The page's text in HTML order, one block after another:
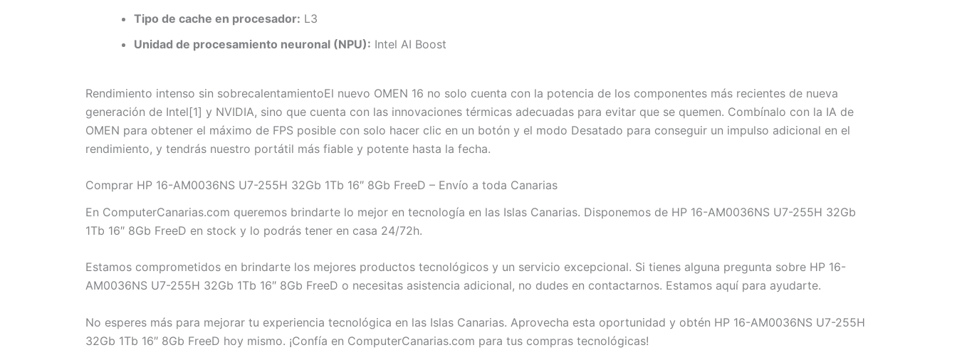
Tipo de cache en procesador: L3
Unidad de procesamiento neuronal (NPU): Intel AI Boost
Rendimiento intenso sin sobrecalentamientoEl nuevo OMEN 16 no solo cuenta con la potencia de los componentes más recientes de nueva
generación de Intel[1] y NVIDIA, sino que cuenta con las innovaciones térmicas adecuadas para evitar que se quemen. Combínalo con la IA de
OMEN para obtener el máximo de FPS posible con solo hacer clic en un botón y el modo Desatado para conseguir un impulso adicional en el
rendimiento, y tendrás nuestro portátil más fiable y potente hasta la fecha.
Comprar HP 16-AM0036NS U7-255H 32Gb 1Tb 16″ 8Gb FreeD – Envío a toda Canarias
En ComputerCanarias.com queremos brindarte lo mejor en tecnología en las Islas Canarias. Disponemos de HP 16-AM0036NS U7-255H 32Gb
1Tb 16″ 8Gb FreeD en stock y lo podrás tener en casa 24/72h.
Estamos comprometidos en brindarte los mejores productos tecnológicos y un servicio excepcional. Si tienes alguna pregunta sobre HP 16-
AM0036NS U7-255H 32Gb 1Tb 16″ 8Gb FreeD o necesitas asistencia adicional, no dudes en contactarnos. Estamos aquí para ayudarte.
No esperes más para mejorar tu experiencia tecnológica en las Islas Canarias. Aprovecha esta oportunidad y obtén HP 16-AM0036NS U7-255H
32Gb 1Tb 16″ 8Gb FreeD hoy mismo. ¡Confía en ComputerCanarias.com para tus compras tecnológicas!